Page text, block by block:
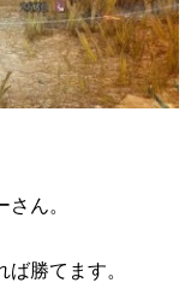
ん。
勝てます。